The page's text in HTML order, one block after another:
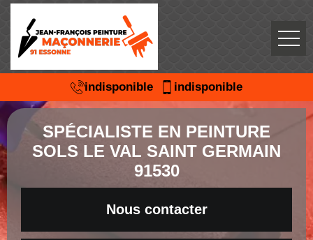
indisponible indisponible
SPÉCIALISTE EN PEINTURE
SOLS LE VAL SAINT GERMAIN
91530
Nous contacter